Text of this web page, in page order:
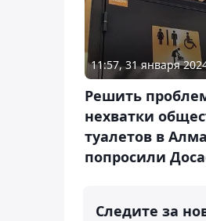
11:57, 31 января
Решить
нехватки
туалетов в
попросили
Следите за